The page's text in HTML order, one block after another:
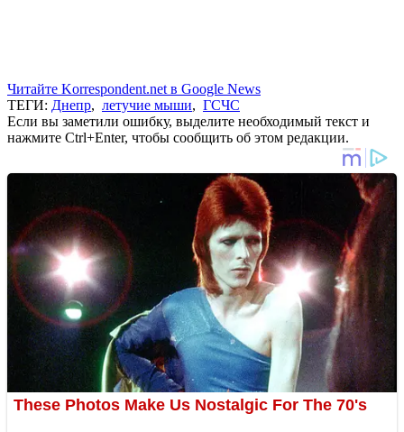
Читайте Korrespondent.net в Google News
ТЕГИ: Днепр, летучие мыши, ГСЧС
Если вы заметили ошибку, выделите необходимый текст и
нажмите Ctrl+Enter, чтобы сообщить об этом редакции.